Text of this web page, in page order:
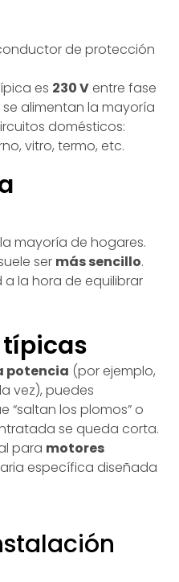
de protección
es 230 Ventre fase
alimentan la mayoría
domésticos:
vitro, termo, etc.
mayoría de hogares.
ser más sencillo.
la hora de equilibrar
potencia (por ejemplo,
vez), puedes
“saltan los plomos” o
se queda corta.
para motores
específica diseñada